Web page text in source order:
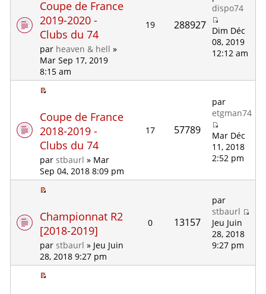
Coupe de France
2019-2020 -
Clubs du 74
par heaven & hell »
Mar Sep 17, 2019
8:15 am
19 288927
dispo74
Dim Déc
08, 2019
12:12 am
Coupe de France
2018-2019 -
Clubs du 74
parstbaurl » Mar
Sep 04, 2018 8:09 pm
17 57789
par
etgman74
Mar Déc
11, 2018
2:52 pm
Championnat R2
[2018-2019]
parstbaurl » Jeu Juin
28, 2018 9:27 pm
0 13157
par
stbaurl
Jeu Juin
28, 2018
9:27 pm